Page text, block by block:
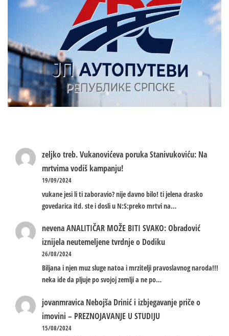
zeljko treb.Vukanovićeva poruka Stanivukoviću: Na
mrtvima vodiš kampanju!
19/09/2024
vukane jesi li ti zaboravio? nije davno bilo! ti jelena drasko
govedarica itd. ste i dosli u N:S:preko mrtvi na…
nevenaANALITIČAR MOŽE BITI SVAKO: Obradović
iznijela neutemeljene tvrdnje o Dodiku
26/08/2024
Biljana i njen muz sluge natoa i mrzitelji pravoslavnog naroda!!!
neka ide da pljuje po svojoj zemlji a ne po…
jovanmravica Nebojša Drinić i izbjegavanje priče o
imovini – PREZNOJAVANJE U STUDIJU
15/08/2024